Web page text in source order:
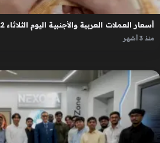
أسعار العملات العربية والأجنبية اليوم الثلاثاء 12 مايو 2026
منذ 3 أشهر